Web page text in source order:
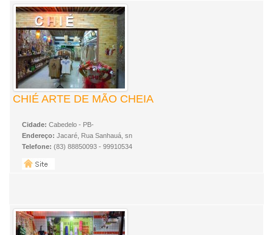
CHIÉ ARTE DE MÃO CHEIA
Cidade: Cabedelo - PB-
Endereço: Jacaré, Rua Sanhauá, sn
Telefone: (83) 88850093 - 99910534